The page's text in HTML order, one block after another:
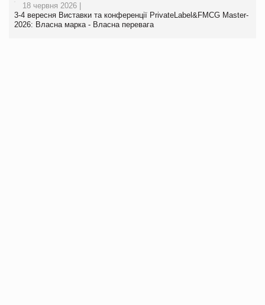
18 червня 2026 |
3-4 вересня Виставки та конференції PrivateLabel&FMCG Master-
2026: Власна марка - Власна перевага